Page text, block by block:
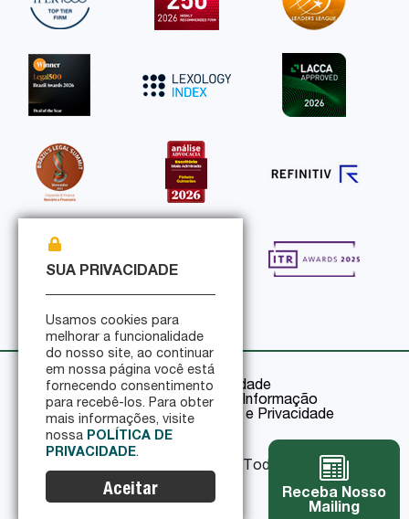
Política de Privacidade
Política de Segurança da Informação
Certificações de Segurança e Privacidade
© 2026 Pinheiro Guimarães - Todos os direitos
Receba Nosso
Mailing
SUA PRIVACIDADE
Usamos cookies para
melhorar a funcionalidade
do nosso site, ao continuar
em nossa página você está
fornecendo consentimento
para recebê-los. Para obter
mais informações, visite
nossa POLÍTICA DE
PRIVACIDADE.
Aceitar